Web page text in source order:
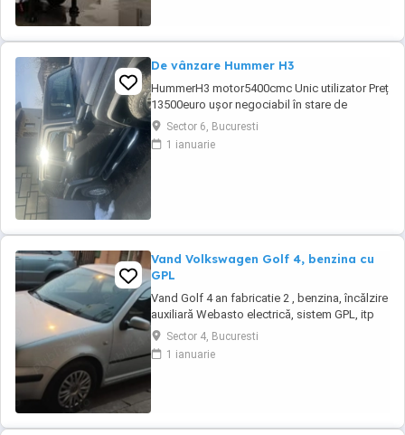
Polonia ...
De vânzare Hummer H3
HummerH3 motor5400cmc Unic utilizator Preț
13500euro ușor negociabil în stare de
funcționare înmatriculat
Sector 6, Bucuresti
1 ianuarie
Vand Volkswagen Golf 4, benzina cu
GPL
Vand Golf 4 an fabricatie 2 , benzina, încălzire
auxiliară Webasto electrică, sistem GPL, itp
Sector 4, Bucuresti
1 ianuarie